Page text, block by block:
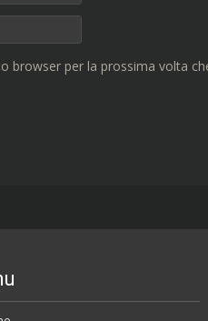
browser per la prossima volta